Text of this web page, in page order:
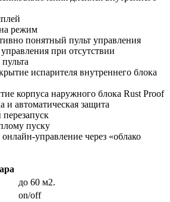
режим
понятный пульт управления
при отсутствии
испарителя внутреннего блока
корпуса наружного блока Rust Proof
и автоматическая защита
пуску
управление через «облако
до 60 м2.
on/off